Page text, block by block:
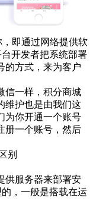
，即通过网络提供软
台开发者把系统部署
的方式，来为客户
信一样，积分商城
维护也是由我们这
为你开通一个账号
册一个账号，然后
别
供服务器来部署安
，一般是搭载在运